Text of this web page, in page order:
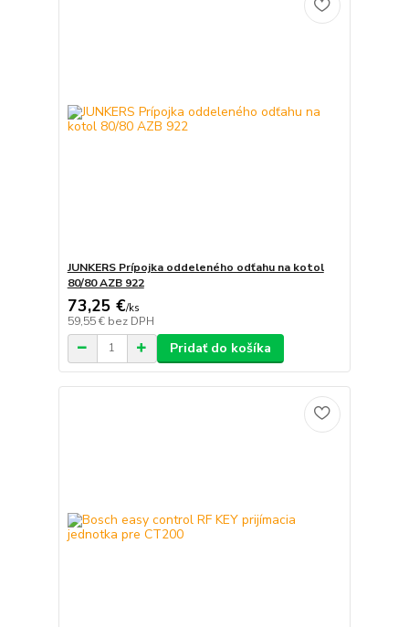
JUNKERS Prípojka oddeleného odťahu na kotol
80/80 AZB 922
73,25 €/ks
59,55 € bez DPH
Pridať do košíka